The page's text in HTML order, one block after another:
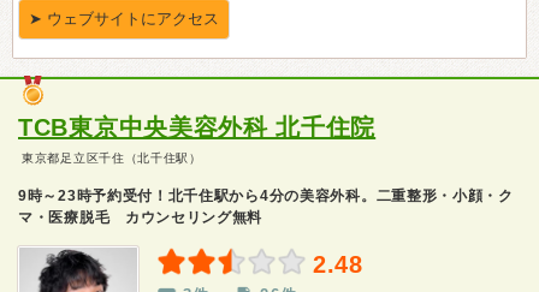
TCB東京中央美容外科 北千住院
東京都足立区千住（北千住駅）
9時～23時予約受付！北千住駅から4分の美容外科。二重整形・小顔・ク
マ・医療脱毛 カウンセリング無料
2.48